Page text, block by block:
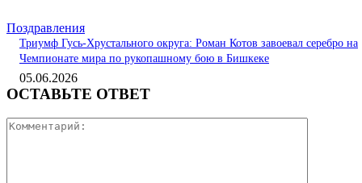
Поздравления
Триумф Гусь-Хрустального округа: Роман Котов завоевал серебро на
Чемпионате мира по рукопашному бою в Бишкеке
05.06.2026
ОСТАВЬТЕ ОТВЕТ